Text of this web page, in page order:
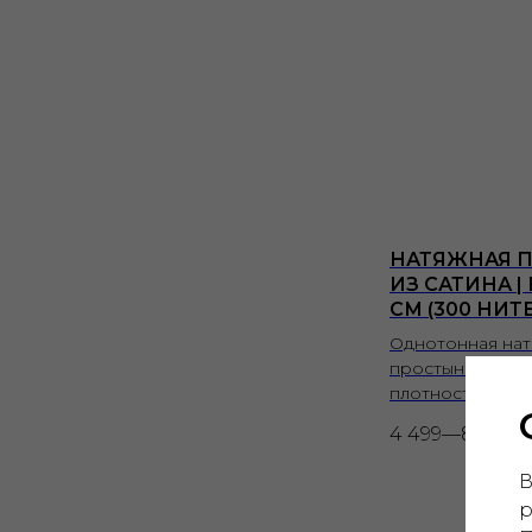
НАТЯЖНАЯ
ИЗ САТИНА |
СМ (300
Однотонная
простыня из
плотностью 300
4 499—8 699 р.